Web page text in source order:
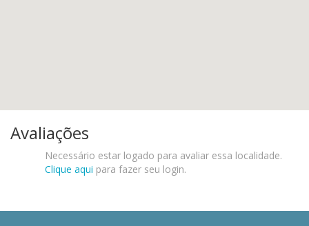
Avaliações
Necessário estar logado para avaliar essa localidade.
Clique aqui para fazer seu login.